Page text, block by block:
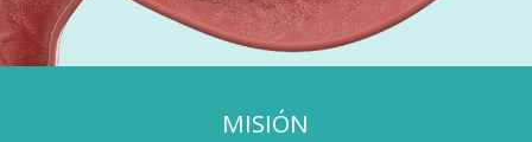
MISIÓN